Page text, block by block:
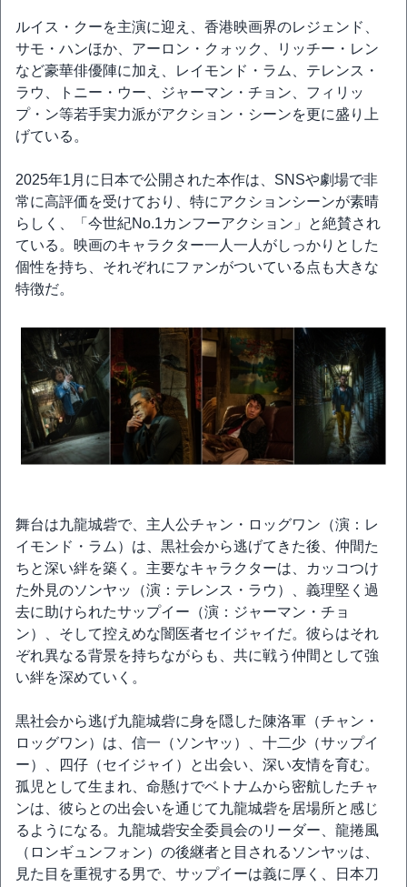
ルイス・クーを主演に迎え、香港映画界のレジェンド、
サモ・ハンほか、アーロン・クォック、リッチー・レン
など豪華俳優陣に加え、レイモンド・ラム、テレンス・
ラウ、トニー・ウー、ジャーマン・チョン、フィリッ
プ・ン等若手実力派がアクション・シーンを更に盛り上
げている。
2025年1月に日本で公開された本作は、SNSや劇場で非
常に高評価を受けており、特にアクションシーンが素晴
らしく、「今世紀No.1カンフーアクション」と絶賛され
ている。映画のキャラクター一人一人がしっかりとした
個性を持ち、それぞれにファンがついている点も大きな
特徴だ。
舞台は九龍城砦で、主人公チャン・ロッグワン（演：レ
イモンド・ラム）は、黒社会から逃げてきた後、仲間た
ちと深い絆を築く。主要なキャラクターは、カッコつけ
た外見のソンヤッ（演：テレンス・ラウ）、義理堅く過
去に助けられたサップイー（演：ジャーマン・チョ
ン）、そして控えめな闇医者セイジャイだ。彼らはそれ
ぞれ異なる背景を持ちながらも、共に戦う仲間として強
い絆を深めていく。
黒社会から逃げ九龍城砦に身を隠した陳洛軍（チャン・
ロッグワン）は、信一（ソンヤッ）、十二少（サップイ
ー）、四仔（セイジャイ）と出会い、深い友情を育む。
孤児として生まれ、命懸けでベトナムから密航したチャ
ンは、彼らとの出会いを通じて九龍城砦を居場所と感じ
るようになる。九龍城砦安全委員会のリーダー、龍捲風
（ロンギュンフォン）の後継者と目されるソンヤッは、
見た目を重視する男で、サップイーは義に厚く、日本刀